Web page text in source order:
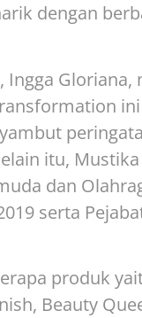
dengan
Gloriana,
itu,
dan
serta
produk
Beauty